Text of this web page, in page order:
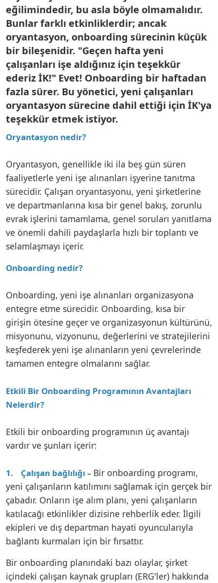
eğilimindedir, bu asla böyle olmamalıdır.
Bunlar farklı etkinliklerdir; ancak
oryantasyon, onboarding sürecinin küçük
bir bileşenidir. "Geçen hafta yeni
çalışanları işe aldığınız için teşekkür
ederiz İK!" Evet! Onboarding bir haftadan
fazla sürer. Bu yönetici, yeni çalışanları
oryantasyon sürecine dahil ettiği için İK'ya
teşekkür etmek istiyor.
Oryantasyon nedir?
Oryantasyon, genellikle iki ila beş gün süren
faaliyetlerle yeni işe alınanları işyerine tanıtma
sürecidir. Çalışan oryantasyonu, yeni şirketlerine
ve departmanlarına kısa bir genel bakış, zorunlu
evrak işlerini tamamlama, genel soruları yanıtlama
ve önemli dahili paydaşlarla hızlı bir toplantı ve
selamlaşmayı içerir.
Onboarding nedir?
Onboarding, yeni işe alınanları organizasyona
entegre etme sürecidir. Onboarding, kısa bir
girişin ötesine geçer ve organizasyonun kültürünü,
misyonunu, vizyonunu, değerlerini ve stratejilerini
keşfederek yeni işe alınanların yeni çevrelerinde
tamamen entegre olmalarını sağlar.
Etkili Bir Onboarding Programının Avantajları
Nelerdir?
Etkili bir onboarding programının üç avantajı
vardır ve şunları içerir:
1. Çalışan bağlılığı – Bir onboarding programı,
yeni çalışanların katılımını sağlamak için gerçek bir
çabadır. Onların işe alım planı, yeni çalışanların
katılacağı etkinlikler dizisine rehberlik eder. İlgili
ekipleri ve dış departman hayati oyuncularıyla
bağlantı kurmaları için bir fırsattır.
Bir onboarding planındaki bazı olaylar, şirket
içindeki çalışan kaynak grupları (ERG'ler) hakkında